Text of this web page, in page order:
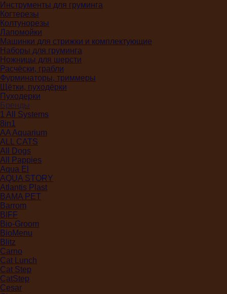
Инструменты для груминга
Когтерезы
Колтунорезы
Лапомойки
Машинки для стрижки и комплектующие
Наборы для груминга
Ножницы для шерсти
Расчёски, грабли
Фурминаторы, триммеры
Щётки, пуходёрки
Пуходерки
Бренды
1 All Systems
8in1
AA Aquarium
ALL CATS
All Dogs
All Pappies
Aqua El
AQUA STORY
Atlantis Plast
BAMA PET
Barrom
BIFF
Bio-Groom
BioMenu
Blitz
Carno
Cat Lunch
Cat Step
CatStep
Cesar